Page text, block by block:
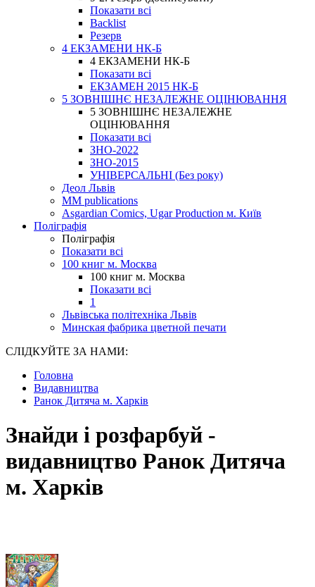
Показати всі
Backlist
Резерв
4 ЕКЗАМЕНИ НК-Б
4 ЕКЗАМЕНИ НК-Б
Показати всі
ЕКЗАМЕН 2015 НК-Б
5 ЗОВНІШНЄ НЕЗАЛЕЖНЕ ОЦІНЮВАННЯ
5 ЗОВНІШНЄ НЕЗАЛЕЖНЕ
ОЦІНЮВАННЯ
Показати всі
ЗНО-2022
ЗНО-2015
УНІВЕРСАЛЬНІ (Без року)
Деол Львів
MM publications
Asgardian Comics, Ugar Production м. Київ
Поліграфія
Поліграфія
Показати всі
100 книг м. Москва
100 книг м. Москва
Показати всі
1
Львівська політехніка Львів
Минская фабрика цветной печати
СЛІДКУЙТЕ ЗА НАМИ:
Головна
Видавництва
Ранок Дитяча м. Харків
Знайди і розфарбуй -
видавництво Ранок Дитяча
м. Харків